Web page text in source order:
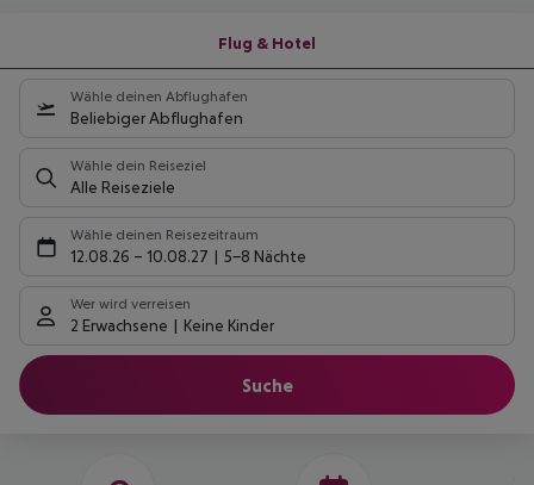
Flug & Hotel
Wähle deinen Abflughafen
Beliebiger Abflughafen
Wähle dein Reiseziel
Alle Reiseziele
Wähle deinen Reisezeitraum
12.08.26 – 10.08.27 5-8 Nächte
Wer wird verreisen
2 Erwachsene Keine Kinder
Suche